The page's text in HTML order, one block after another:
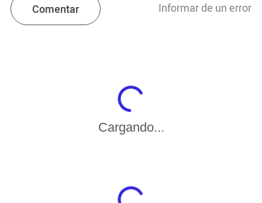
Comentar Informar de un error
Cargando...